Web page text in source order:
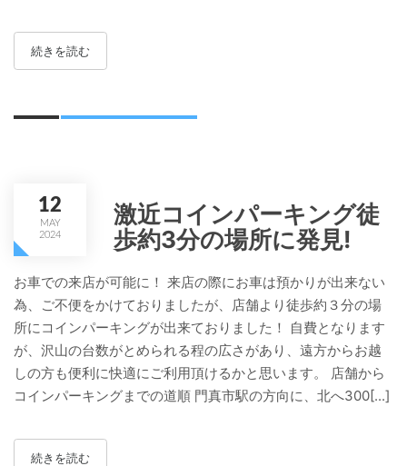
続きを読む
12
MAY
2024
激近コインパーキング徒
歩約3分の場所に発見!
お車での来店が可能に！ 来店の際にお車は預かりが出来ない
為、ご不便をかけておりましたが、店舗より徒歩約３分の場
所にコインパーキングが出来ておりました！ 自費となります
が、沢山の台数がとめられる程の広さがあり、遠方からお越
しの方も便利に快適にご利用頂けるかと思います。 店舗から
コインパーキングまでの道順 門真市駅の方向に、北へ300[...]
続きを読む